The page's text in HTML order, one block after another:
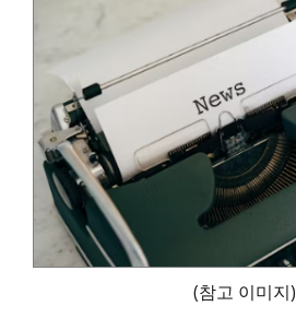
(참고 이미지)